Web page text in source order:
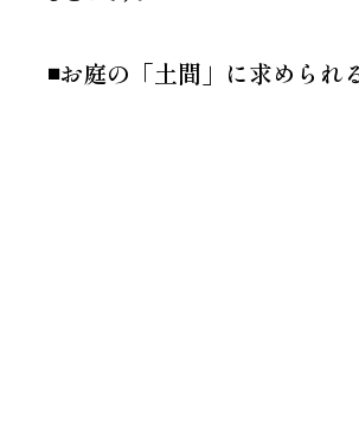
◾️お庭の「土間」に求められ